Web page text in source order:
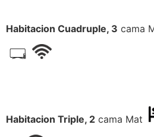
Habitacion Cuadruple, 3 cama
Habitacion Triple, 2 cama Mat